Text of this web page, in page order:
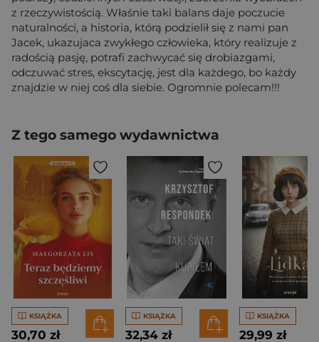
z rzeczywistością. Właśnie taki balans daje poczucie
naturalności, a historia, którą podzielił się z nami pan
Jacek, ukazujaca zwykłego człowieka, który realizuje z
radością pasję, potrafi zachwycać się drobiazgami,
odczuwać stres, ekscytację, jest dla każdego, bo każdy
znajdzie w niej coś dla siebie. Ogromnie polecam!!!
Z tego samego wydawnictwa
KSIĄŻKA
30,70 zł
KSIĄŻKA
32,34 zł
KSIĄŻKA
29,99 zł